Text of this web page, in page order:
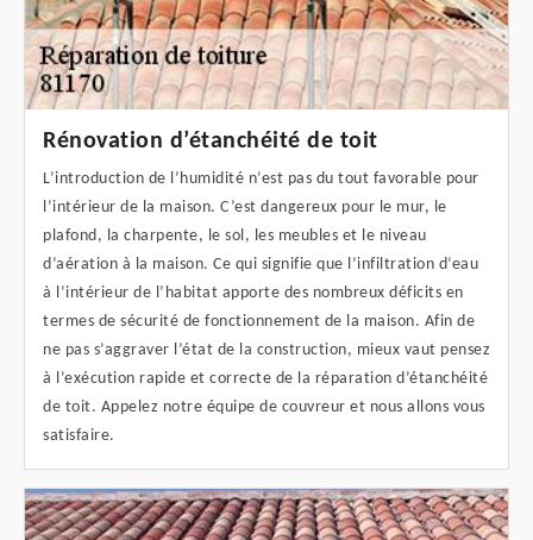
Rénovation d’étanchéité de toit
L’introduction de l’humidité n’est pas du tout favorable pour
l’intérieur de la maison. C’est dangereux pour le mur, le
plafond, la charpente, le sol, les meubles et le niveau
d’aération à la maison. Ce qui signifie que l’infiltration d’eau
à l’intérieur de l’habitat apporte des nombreux déficits en
termes de sécurité de fonctionnement de la maison. Afin de
ne pas s’aggraver l’état de la construction, mieux vaut pensez
à l’exécution rapide et correcte de la réparation d’étanchéité
de toit. Appelez notre équipe de couvreur et nous allons vous
satisfaire.